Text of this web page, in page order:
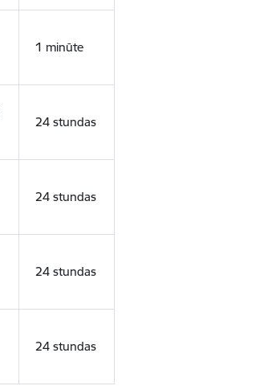
1 minūte
24 stundas
24 stundas
24 stundas
24 stundas